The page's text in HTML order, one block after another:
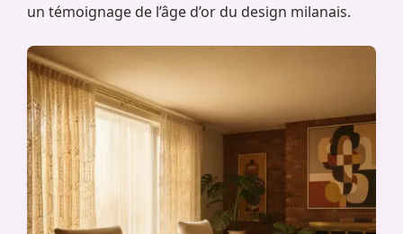
un témoignage de l’âge d’or du design milanais.